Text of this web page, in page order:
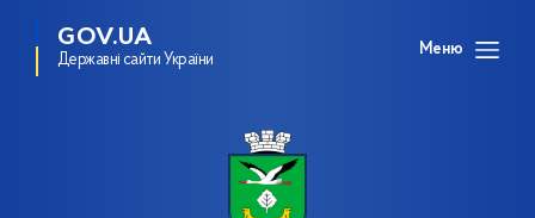
GOV.UA
Державні сайти України
Меню